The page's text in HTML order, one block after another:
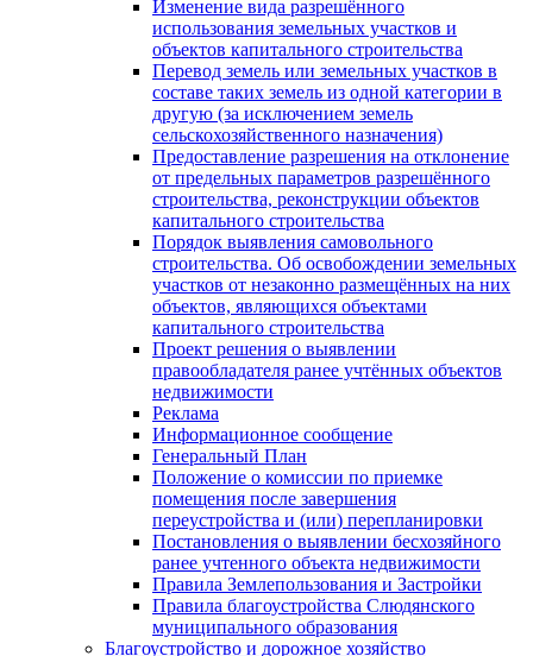
Изменение вида разрешённого
использования земельных участков и
объектов капитального строительства
Перевод земель или земельных участков в
составе таких земель из одной категории в
другую (за исключением земель
сельскохозяйственного назначения)
Предоставление разрешения на отклонение
от предельных параметров разрешённого
строительства, реконструкции объектов
капитального строительства
Порядок выявления самовольного
строительства. Об освобождении земельных
участков от незаконно размещённых на них
объектов, являющихся объектами
капитального строительства
Проект решения о выявлении
правообладателя ранее учтённых объектов
недвижимости
Реклама
Информационное сообщение
Генеральный План
Положение о комиссии по приемке
помещения после завершения
переустройства и (или) перепланировки
Постановления о выявлении бесхозяйного
ранее учтенного объекта недвижимости
Правила Землепользования и Застройки
Правила благоустройства Слюдянского
муниципального образования
Благоустройство и дорожное хозяйство